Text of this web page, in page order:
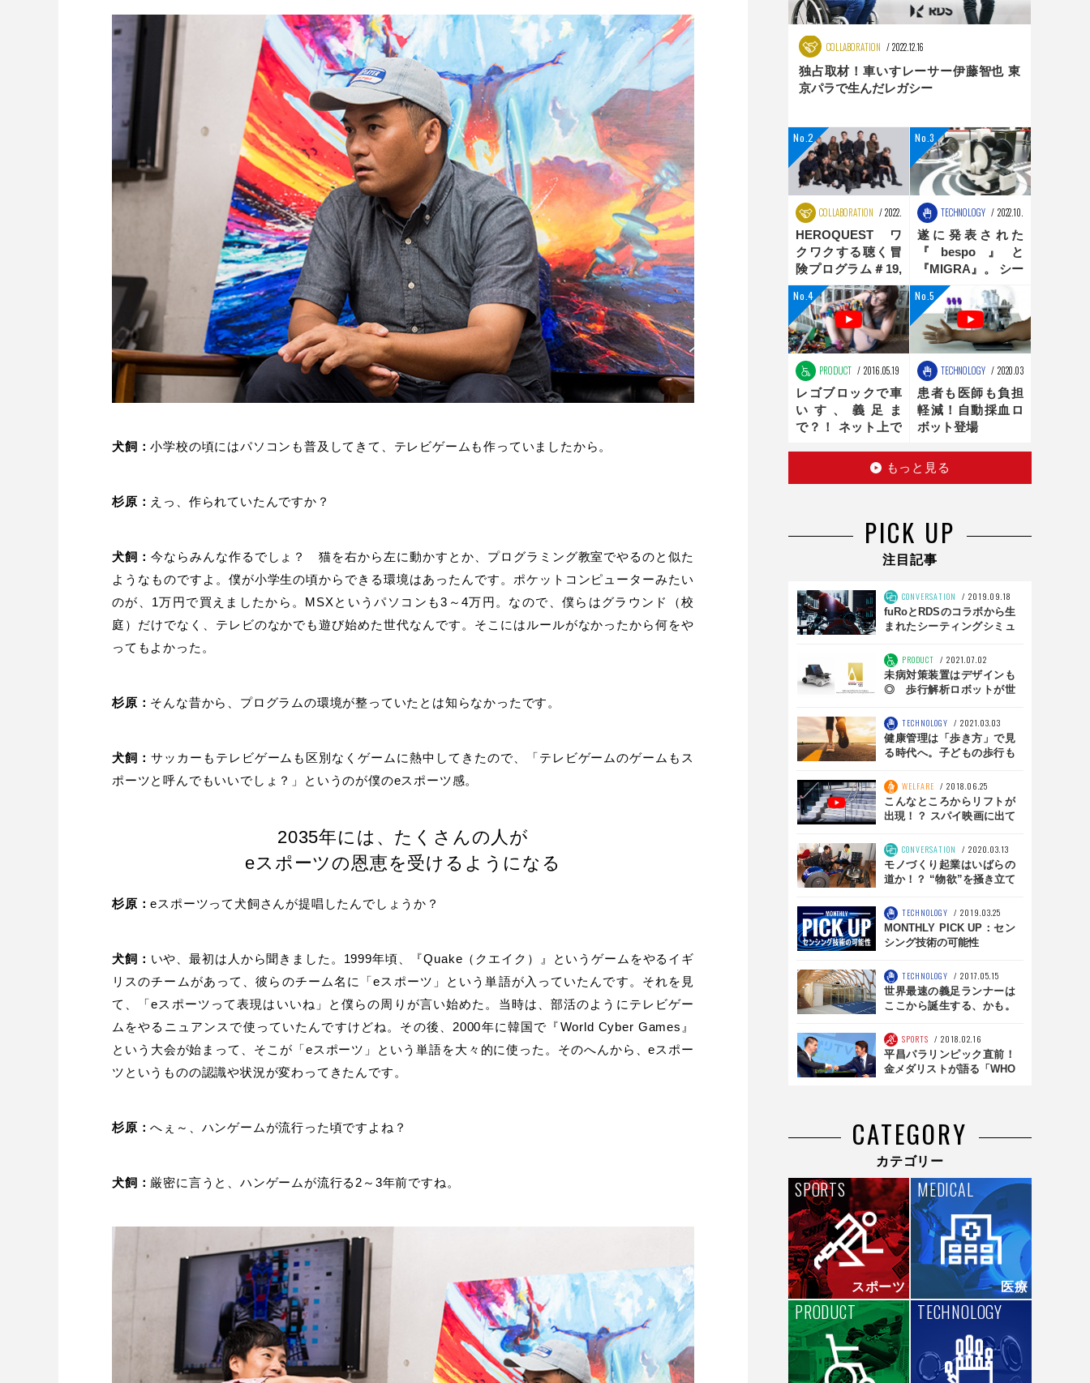
犬飼：小学校の頃にはパソコンも普及してきて、テレビゲームも作っていましたから。
杉原： えっ、作られていたんですか？
犬飼： 今ならみんな作るでしょ？ 猫を右から左に動かすとか、プログラミング教室でやるのと似た
ようなものですよ。僕が小学生の頃からできる環境はあったんです。ポケットコンピューターみたい
のが、1万円で買えましたから。MSXというパソコンも3～4万円。なので、僕らはグラウンド（校
庭）だけでなく、テレビのなかでも遊び始めた世代なんです。そこにはルールがなかったから何をや
ってもよかった。
杉原： そんな昔から、プログラムの環境が整っていたとは知らなかったです。
犬飼： サッカーもテレビゲームも区別なくゲームに熱中してきたので、「テレビゲームのゲームもス
ポーツと呼んでもいいでしょ？」というのが僕のeスポーツ感。
2035年には、たくさんの人が
eスポーツの恩恵を受けるようになる
杉原：eスポーツって犬飼さんが提唱したんでしょうか？
犬飼： いや、最初は人から聞きました。1999年頃、『Quake（クエイク）』というゲームをやるイギ
リスのチームがあって、彼らのチーム名に「eスポーツ」という単語が入っていたんです。それを見
て、「eスポーツって表現はいいね」と僕らの周りが言い始めた。当時は、部活のようにテレビゲー
ムをやるニュアンスで使っていたんですけどね。その後、2000年に韓国で『World Cyber Games』
という大会が始まって、そこが「eスポーツ」という単語を大々的に使った。そのへんから、eスポー
ツというものの認識や状況が変わってきたんです。
杉原：へぇ～、ハンゲームが流行った頃ですよね？
犬飼： 厳密に言うと、ハンゲームが流行る2～3年前ですね。
COLLABORATION 2022.12.16
独占取材！車いすレーサー伊藤智也 東
京パラで生んだレガシー
COLLABORATION 2022.08.25
HEROQUEST ワ
クワクする聴く冒
険プログラム＃19,
＃20 ダンス編
TECHNOLOGY 2022.10.31
遂に発表された
『bespo』と
『MIGRA』。 シー
ティングポジショ
ンの最適化は、新
時代へ
PRODUCT 2016.05.19
レゴブロックで車
いす、義足ま
で？！ ネット上で
TECHNOLOGY 2020.03.16
患者も医師も負担
軽減！自動採血ロ
ボット登場
もっと見る
PICK UP
注目記事
CONVERSATION
2019.09.18
fuRoとRDSのコラボから生
まれたシーティングシミュ
編
PRODUCT
2021.07.02
未病対策装置はデザインも
◎ 歩行解析ロボットが世
ールド受賞
TECHNOLOGY
2021.03.03
健康管理は「歩き方」で見
る時代へ。子どもの歩行も
「歩行健診」
WELFARE
2018.06.25
こんなところからリフトが
出現！？ スパイ映画に出て
CONVERSATION
2020.03.13
モノづくり起業はいばらの
道か！？ “物欲”を掻き立て
哲也 後編
TECHNOLOGY
2019.03.25
MONTHLY PICK UP：セン
シング技術の可能性
TECHNOLOGY
2017.05.15
世界最速の義足ランナーは
ここから誕生する、かも。
カッコイイ
SPORTS
2018.02.16
平昌パラリンピック直前！
金メダリストが語る「WHO
CATEGORY
カテゴリー
スポーツ
SPORTS
医療
MEDICAL
PRODUCT TECHNOLOGY